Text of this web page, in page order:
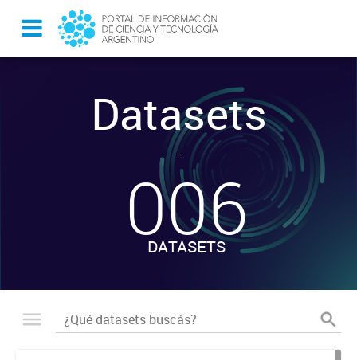
Datasets
-
006
DATASETS